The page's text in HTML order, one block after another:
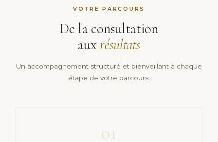
VOTRE PARCOURS
De la consultation
auxrésultats
Un accompagnement structuré et bienveillant à chaque
étape de votre parcours.
01